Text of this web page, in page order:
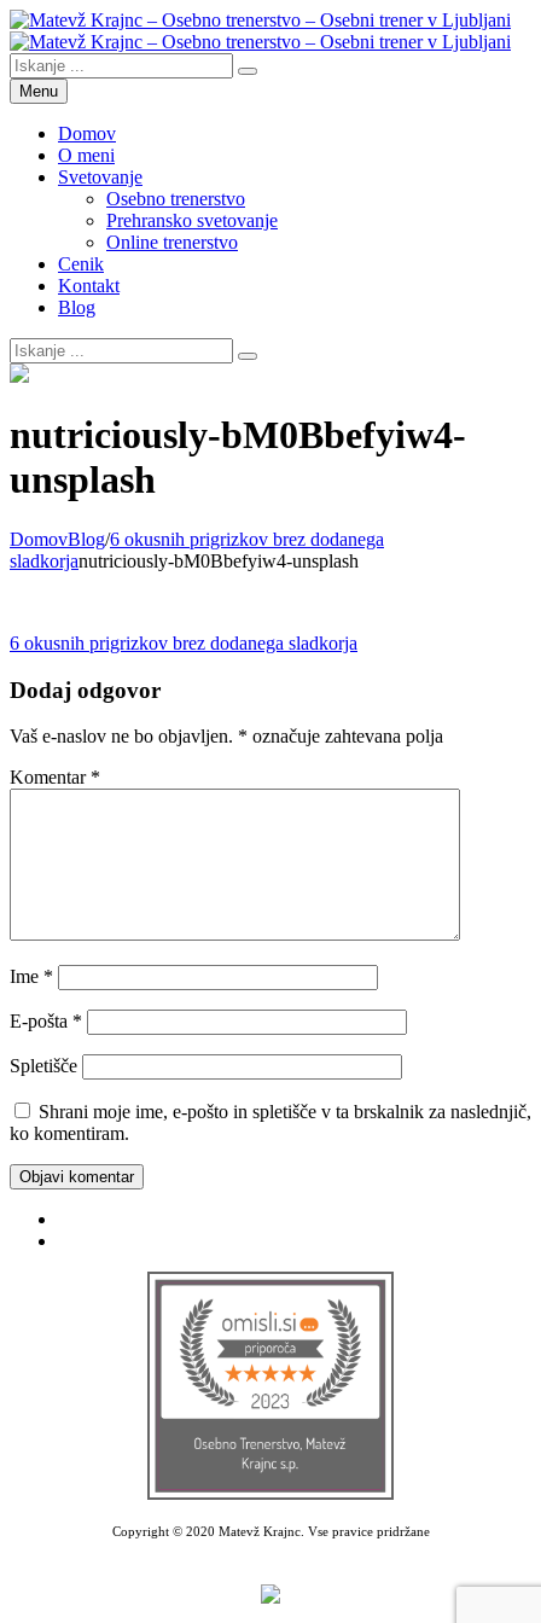
Skip
to
content
Matevž Krajnc – Osebno trenerstvo – Osebni trener v Ljubljani
Osebno trenerstvo
Search
Search
Search
for:Menu
Domov
O meni
Svetovanje
Osebno trenerstvo
Prehransko svetovanje
Online trenerstvo
Cenik
Kontakt
Blog
Search
for:
Overlay
nutriciously-bM0Bbefyiw4-
unsplash
DomovBlog/6 okusnih prigrizkov brez dodanega
sladkorjanutriciously-bM0Bbefyiw4-unsplash
Navigacija
prispevka
6 okusnih prigrizkov brez dodanega sladkorja
Dodaj odgovor
Vaš e-naslov ne bo objavljen. * označuje zahtevana polja
Komentar *
Ime *
E-pošta *
Spletišče
Shrani moje ime, e-pošto in spletišče v ta brskalnik za naslednjič,
ko komentiram.
Copyright © 2020 Matevž Krajnc. Vse pravice pridržane